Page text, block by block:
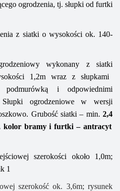
ogrodzenia, tj. słupki od furtki
z siatki o wysokości ok. 140-
wykonany zsiatki
1,2m wraz z słupkami
podmurówką i odpowiednimi
Słupki ogrodzeniowew wersji
Grubość siatki– min. 2,4
kolor bramy i furtki – antracyt
szerokości około 1,0m;
1
szerokość ok. 3,6m; rysunek